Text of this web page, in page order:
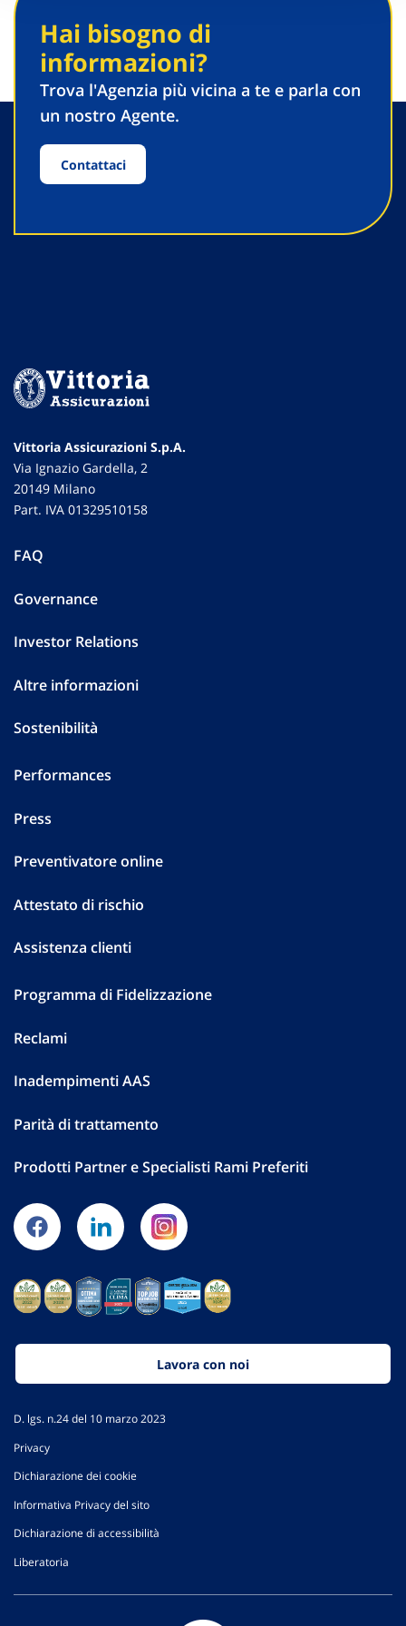
Hai bisogno di
informazioni?
Trova l'Agenzia più vicina a te e parla con
un nostro Agente.
Contattaci
Vittoria Assicurazioni S.p.A.
Via Ignazio Gardella, 2
20149 Milano
Part. IVA 01329510158
FAQ
Governance
Investor Relations
Altre informazioni
Sostenibilità
Performances
Press
Preventivatore online
Attestato di rischio
Assistenza clienti
Programma di Fidelizzazione
Reclami
Inadempimenti AAS
Parità di trattamento
Prodotti Partner e Specialisti Rami Preferiti
Lavora con noi
D. lgs. n.24 del 10 marzo 2023
Privacy
Dichiarazione dei cookie
Informativa Privacy del sito
Dichiarazione di accessibilità
Liberatoria